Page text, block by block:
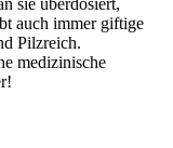
auch immer giftige
Pilzreich.
medizinische